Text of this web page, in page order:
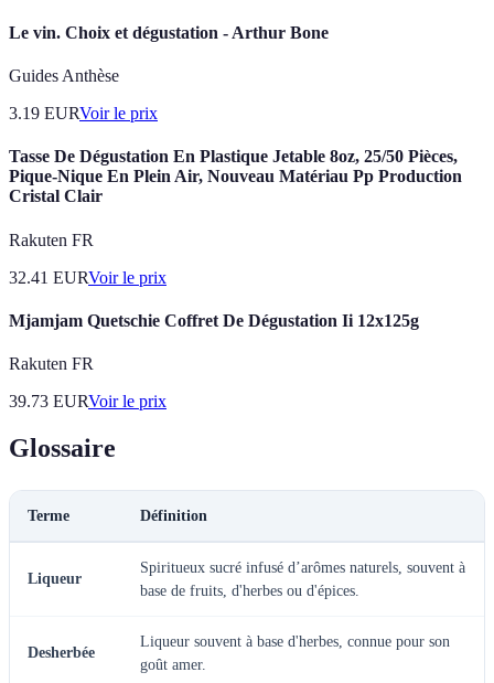
Le vin. Choix et dégustation - Arthur Bone
Guides Anthèse
3.19 EURVoir le prix
Tasse De Dégustation En Plastique Jetable 8oz, 25/50 Pièces,
Pique-Nique En Plein Air, Nouveau Matériau Pp Production
Cristal Clair
Rakuten FR
32.41 EURVoir le prix
Mjamjam Quetschie Coffret De Dégustation Ii 12x125g
Rakuten FR
39.73 EURVoir le prix
Glossaire
Terme Définition
Liqueur
Spiritueux sucré infusé d’arômes naturels, souvent à
base de fruits, d'herbes ou d'épices.
Desherbée
Liqueur souvent à base d'herbes, connue pour son
goût amer.